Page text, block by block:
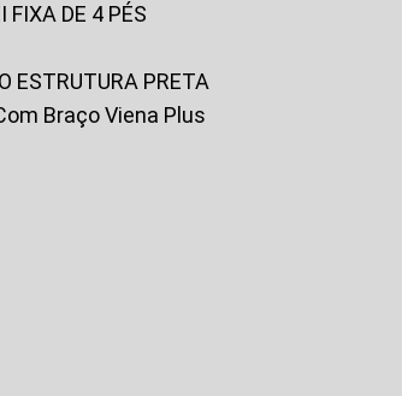
FIXA DE 4 PÉS
ESTRUTURA PRETA
Braço Viena Plus